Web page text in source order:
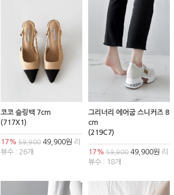
코코 슬링백 7cm
(717X1)
17% 59,90049,900원 리
뷰수 : 26개
그리너리 에어굽 스니커즈 8
cm
(219C7)
17% 59,90049,900원 리
뷰수 : 18개